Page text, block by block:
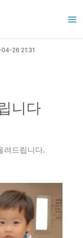
26 21:31
니다
려드립니다.